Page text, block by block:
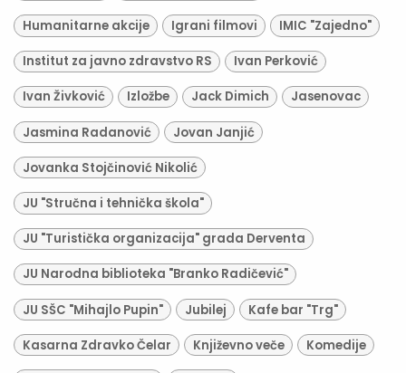
Humanitarne akcije Igrani filmovi IMIC "Zajedno"
Institut za javno zdravstvo RS Ivan Perković
Ivan Živković Izložbe Jack Dimich Jasenovac
Jasmina Radanović Jovan Janjić
Jovanka Stojčinović Nikolić
JU "Stručna i tehnička škola"
JU "Turistička organizacija" grada Derventa
JU Narodna biblioteka "Branko Radičević"
JU SŠC "Mihajlo Pupin" Jubilej Kafe bar "Trg"
Kasarna Zdravko Čelar Književno veče Komedije